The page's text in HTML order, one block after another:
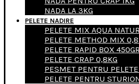
NADA LA 3KG
PELETE NADIRE
PELETE MIX AQUA
PELETE METHOD MIX
PELETE RAPID BOX
PELETE CRAP 0,8KG
PESMET PENTRU PELETE
PELETE PENTRU